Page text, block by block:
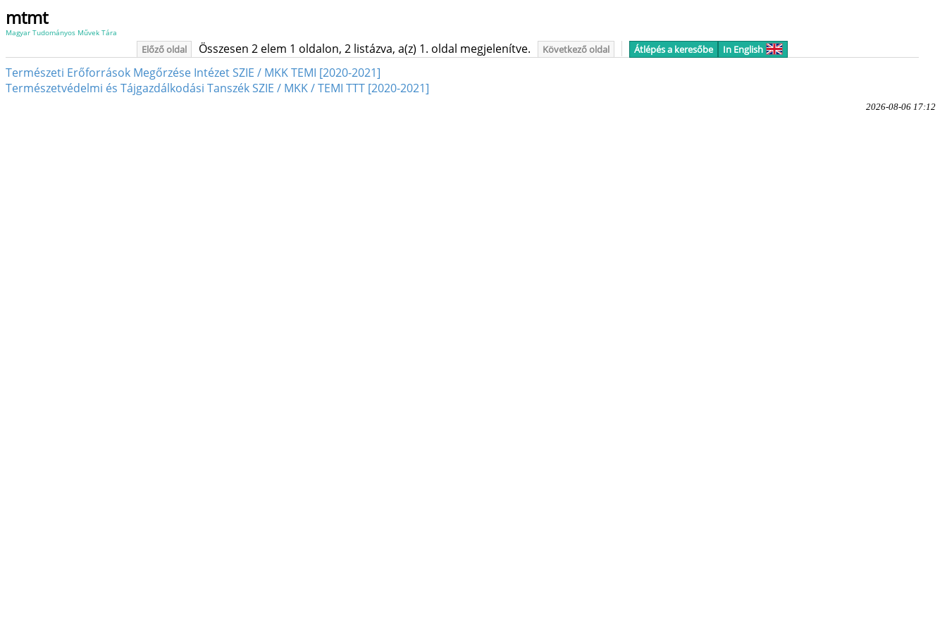
mtmt
Magyar Tudományos Művek Tára
Előző oldal Összesen 2 elem 1 oldalon, 2 listázva, a(z) 1. oldal megjelenítve. Következő oldal Átlépés a keresőbe In English
Természeti Erőforrások Megőrzése Intézet SZIE / MKK TEMI [2020-2021]
Természetvédelmi és Tájgazdálkodási Tanszék SZIE / MKK / TEMI TTT [2020-2021]
2026-08-06 17:12